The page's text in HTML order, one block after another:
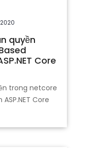
quyền
Core
trong netcore
Core